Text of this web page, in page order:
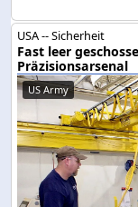
USA -- Sicherheit
Fast leer
Präzisionsarsenal
US Army